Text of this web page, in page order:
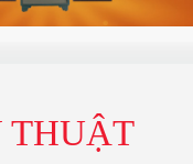
THUẬT